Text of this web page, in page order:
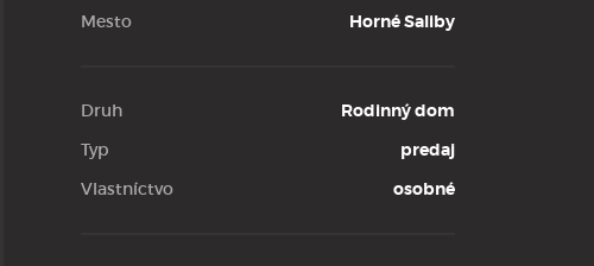
Mesto
Horné Saliby
Druh
Rodinný dom
Typ
predaj
Vlastníctvo
osobné